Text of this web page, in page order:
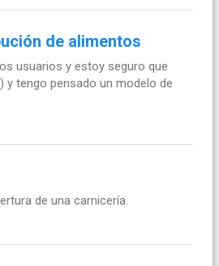
de alimentos
usuarios y estoy seguro que
y tengo pensado un modelo de
de una carnicería.